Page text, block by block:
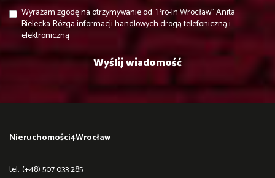
Wyrażam zgodę na otrzymywanie od “Pro-In Wrocław” Anita
Bielecka-Rózga informacji handlowych drogą telefoniczną i
elektroniczną
Nieruchomości4Wrocław
tel.: (+48) 507 033 285